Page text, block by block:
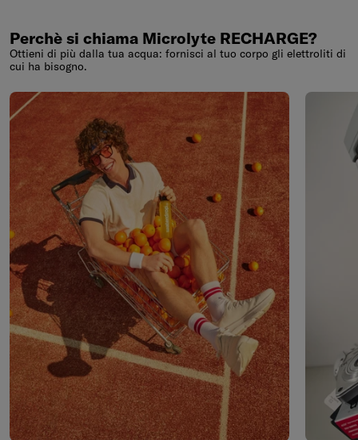
Perchè si chiama Microlyte RECHARGE?
Ottieni di più dalla tua acqua: fornisci al tuo corpo gli elettroliti di
cui ha bisogno.